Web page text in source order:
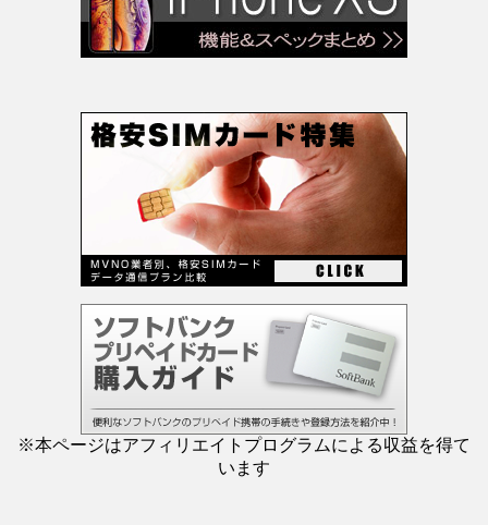
※本ページはアフィリエイトプログラムによる収益を得て
います